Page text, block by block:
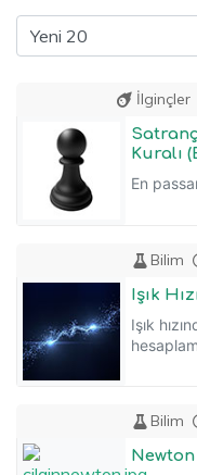
İlginçler
Kuralı
En
Bilim
Işık
Işık
Bilim